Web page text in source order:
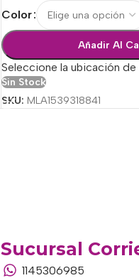
Color
Añadir Al
Seleccione la ubicación
Sin Stock
SKU: MLA1539318841
Sucursal
1145306985